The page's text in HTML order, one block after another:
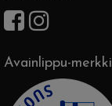
Avainlippu-merkki